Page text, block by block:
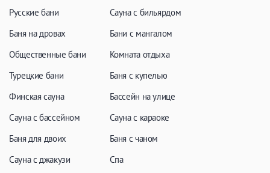
Русские бани
Баня на дровах
Общественные бани
Турецкие бани
Финская сауна
Сауна с бассейном
Баня для двоих
Сауна с джакузи
Сауна с бильярдом
Бани с мангалом
Комната отдыха
Баня с купелью
Бассейн на улице
Сауна с караоке
Баня с чаном
Спа